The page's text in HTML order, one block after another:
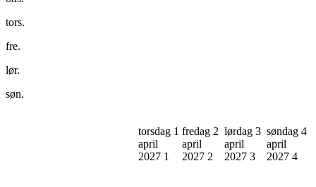
tors.
fre.
lør.
søn.
torsdag 1
april
2027 1
fredag 2
april
2027 2
lørdag 3
april
2027 3
søndag 4
april
2027 4